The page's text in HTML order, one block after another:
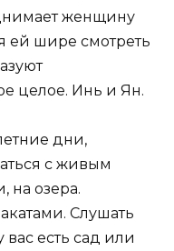
женщину
ей шире смотреть
целое. Инь и Ян.
дни,
с живым
на озера.
Слушать
есть сад или